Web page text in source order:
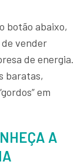
botão abaixo,
vender
de energia.
baratas,
em
A